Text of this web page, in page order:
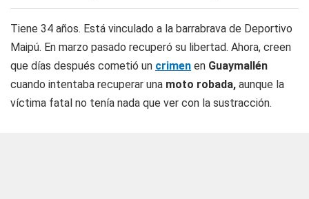
Tiene 34 años. Está vinculado a la barrabrava de Deportivo
Maipú. En marzo pasado recuperó su libertad. Ahora, creen
que días después cometió un crimen en Guaymallén
cuando intentaba recuperar una moto robada, aunque la
víctima fatal no tenía nada que ver con la sustracción.